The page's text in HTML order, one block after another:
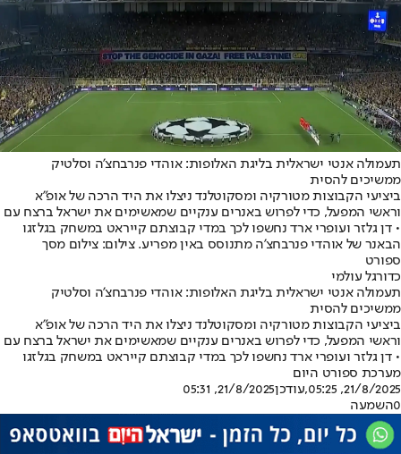
תעמולה אנטי ישראלית בליגת האלופות: אוהדי פנרבחצ'ה וסלטיק
ממשיכים להסית
ביציעי הקבוצות מטורקיה ומסקוטלנד ניצלו את היד הרכה של אופ"א
וראשי המפעל, כדי לפרוש באנרים ענקיים שמאשימים את ישראל ברצח עם
• דן גלזר ועופרי ארד נחשפו לכך במדי קבוצתם קייראט במשחק בגלזגו
הבאנר של אוהדי פנרבחצ'ה מתנוסס באין מפריע. צילום: צילום מסך
ספורט
כדורגל עולמי
תעמולה אנטי ישראלית בליגת האלופות: אוהדי פנרבחצ'ה וסלטיק
ממשיכים להסית
ביציעי הקבוצות מטורקיה ומסקוטלנד ניצלו את היד הרכה של אופ"א
וראשי המפעל, כדי לפרוש באנרים ענקיים שמאשימים את ישראל ברצח עם
• דן גלזר ועופרי ארד נחשפו לכך במדי קבוצתם קייראט במשחק בגלזגו
מערכת ספורט היום
21/8/2025, 05:25
,עודכן21/8/2025, 05:31
0השמעה